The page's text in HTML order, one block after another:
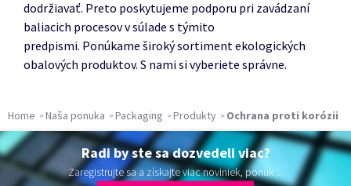
dodržiavať. Preto poskytujeme podporu pri zavádzaní
baliacich procesov v súlade s týmito
predpismi. Ponúkame široký sortiment ekologických
obalových produktov. S nami si vyberiete správne.
Home Naša ponuka Packaging Produkty Ochrana proti korózii
Radi by ste sa dozvedeli viac?
Zaregistrujte sa a získajte viac noviniek, ponúk ...